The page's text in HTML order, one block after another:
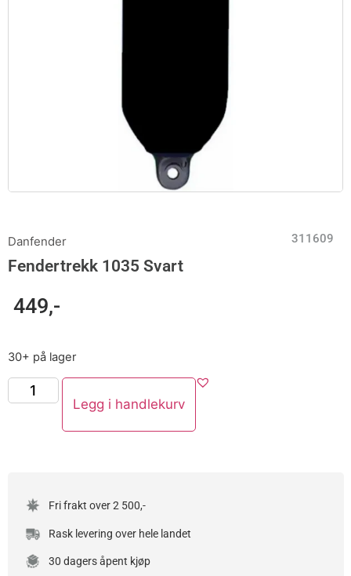
Danfender 311609
Fendertrekk 1035 Svart
449,-
30+ på lager
Legg i handlekurv
Fri frakt over 2 500,-
Rask levering over hele landet
30 dagers åpent kjøp